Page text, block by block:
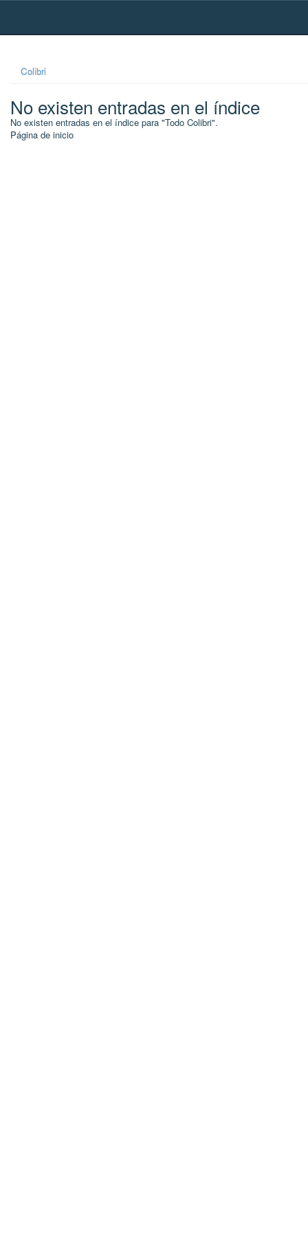
Skip
Colibri
No existen entradas en el índice
No existen entradas en el índice para "Todo Colibri".
Página de inicio